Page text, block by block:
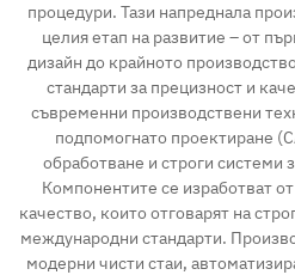
Контакт
процедури. Тази напреднала
целия етап на развитие – от
дизайн до крайното
стандарти за прецизност и
съвременни производствени
подпомогнато проектиране
обработване и строги системи
Компонентите се изработват
качество, които отговарят на
международни стандарти.
модерни чисти стаи,